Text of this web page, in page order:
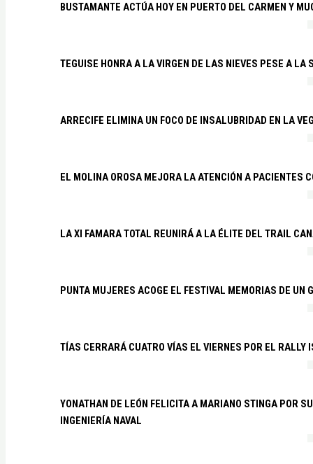
BUSTAMANTE ACTÚA HOY EN PUERTO DEL CARMEN Y
TEGUISE HONRA A LA VIRGEN DE LAS NIEVES PESE A LA
ARRECIFE ELIMINA UN FOCO DE INSALUBRIDAD EN LA
EL MOLINA OROSA MEJORA LA ATENCIÓN A PACIENTES
LA XI FAMARA TOTAL REUNIRÁ A LA ÉLITE DEL TRAIL
PUNTA MUJERES ACOGE EL FESTIVAL MEMORIAS DE UN
TÍAS CERRARÁ CUATRO VÍAS EL VIERNES POR EL RALLY
YONATHAN DE LEÓN FELICITA A MARIANO STINGA POR
INGENIERÍA NAVAL